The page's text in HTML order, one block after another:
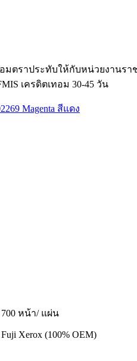
มตราประทับให้กับหน่วยงานร
เครดิตเทอม 30-45 วัน
หน้า/ แผ่น
Xerox (100% OEM)